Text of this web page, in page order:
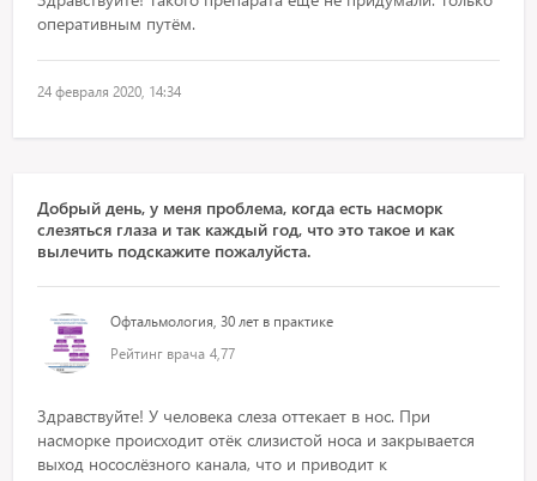
оперативным путём.
24 февраля 2020, 14:34
Добрый день, у меня проблема, когда есть насморк
слезяться глаза и так каждый год, что это такое и как
вылечить подскажите пожалуйста.
Офтальмология, 30 лет в практике
Рейтинг врача 4,77
Здравствуйте! У человека слеза оттекает в нос. При
насморке происходит отёк слизистой носа и закрывается
выход носослёзного канала, что и приводит к